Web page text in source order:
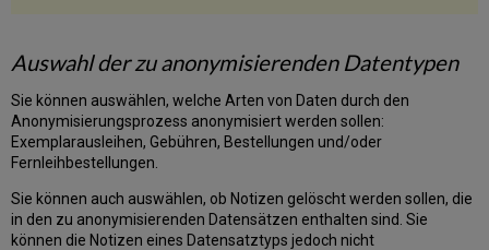
Auswahl der zu anonymisierenden Datentypen
Sie können auswählen, welche Arten von Daten durch den
Anonymisierungsprozess anonymisiert werden sollen:
Exemplarausleihen, Gebühren, Bestellungen und/oder
Fernleihbestellungen.
Sie können auch auswählen, ob Notizen gelöscht werden sollen, die
in den zu anonymisierenden Datensätzen enthalten sind. Sie
können die Notizen eines Datensatztyps jedoch nicht